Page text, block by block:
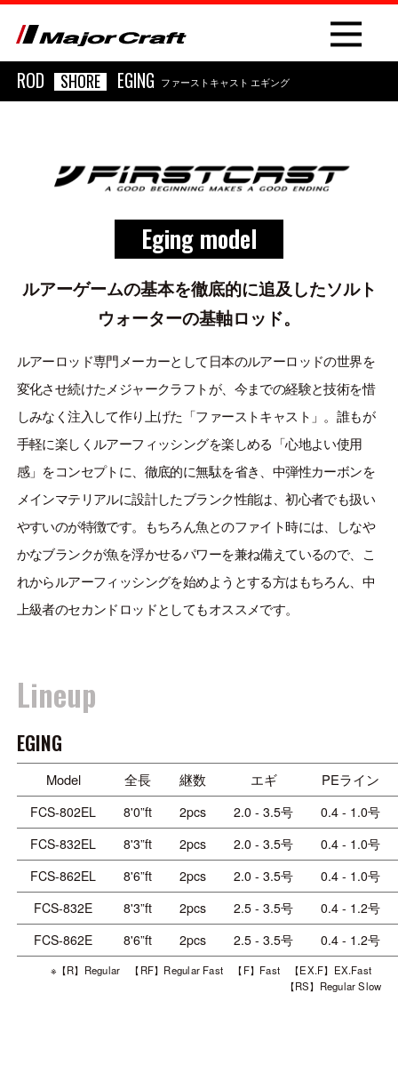
ROD
OTHER
ONLINE SHOP
OVERSEAS
OFFICIAL FAN CLUB
CUSTOMER
ROD SHORE EGING ファーストキャスト エギング
Eging model
ルアーゲームの基本を徹底的に追及したソルト
ウォーターの基軸ロッド。
ルアーロッド専門メーカーとして日本のルアーロッドの世界を
変化させ続けたメジャークラフトが、今までの経験と技術を惜
しみなく注入して作り上げた「ファーストキャスト」。誰もが
手軽に楽しくルアーフィッシングを楽しめる「心地よい使用
感」をコンセプトに、徹底的に無駄を省き、中弾性カーボンを
メインマテリアルに設計したブランク性能は、初心者でも扱い
やすいのが特徴です。もちろん魚とのファイト時には、しなや
かなブランクが魚を浮かせるパワーを兼ね備えているので、こ
れからルアーフィッシングを始めようとする方はもちろん、中
上級者のセカンドロッドとしてもオススメです。
Lineup
EGING
Model 全長 継数 エギ PEライン
FCS-802EL 8'0”ft 2pcs 2.0 - 3.5号
0.4 - 1.0号
FCS-832EL
8'3”ft 2pcs 2.0 - 3.5号
0.4 - 1.0号
FCS-862EL
8'6”ft 2pcs 2.0 - 3.5号
0.4 - 1.0号
FCS-832E
8'3”ft 2pcs 2.5 - 3.5号
0.4 - 1.2号
FCS-862E
8'6”ft 2pcs 2.5 - 3.5号 0.4 - 1.2号
※【R】Regular 【RF】Regular Fast 【F】Fast 【EX.F】EX.Fast
【RS】Regular Slow